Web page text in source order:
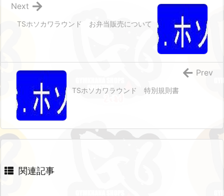
TSホソカワラウンド お弁当販売について
Next
TSホソカワラウンド 特別規則書
Prev
関連記事